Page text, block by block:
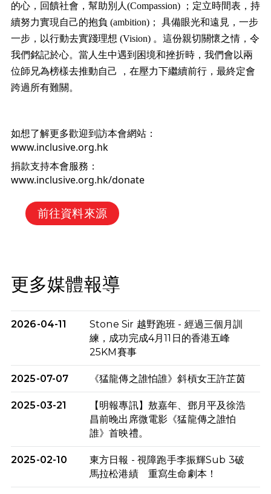
的心，回饋社會，幫助別人 (Compassion)
；定立時間表，持
續努力實現自己的抱負 (ambition)；
具備眼光和遠見，一步
一步，以行動去實踐理想 (Vision) 。這份親切關懷之情，令
我們銘記於心。當人生中遇到困境和挫折時，我們會以兩
位師兄為榜樣去推動自己
，在壓力下繼續前行，最終定會
跨過所有難關。
如想了解更多歡迎到訪本會網站：
www.inclusive.org.hk
捐款支持本會服務：
www.inclusive.org.hk/donate
前往資料來源
更多媒體報導
2026-04-11
Stone Sir 越野跑班 - 經過三個月訓
練，成功完成4月11日的香港五峰
25KM賽事
2025-07-07 《猛龍傳之誰怕誰》斜槓女王許芷茵
2025-03-21
【明報專訊】敖嘉年、鄧月平及徐浩
昌前晚出席微電影《猛龍傳之誰怕
誰》首映禮。
2025-02-10
東方日報 - 視障跑手李振輝Sub 3破
馬拉松港績 重寫生命劇本！